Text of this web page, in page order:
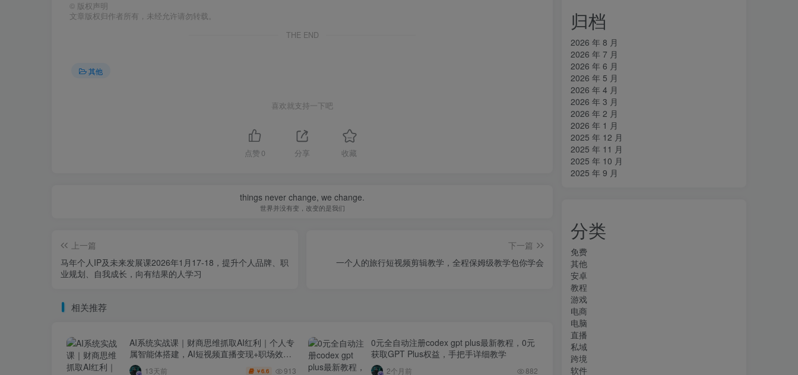
© 版权声明
文章版权归作者所有，未经允许请勿转载。
THE END
其他
喜欢就支持一下吧
点赞 0 分享 收藏
things never change, we change.
世界并没有变，改变的是我们
上一篇
马年个人IP及未来发展课2026年1月17-18，提升个人品牌、职
业规划、自我成长，向有结果的人学习
下一篇
一个人的旅行短视频剪辑教学，全程保姆级教学包你学会
相关推荐
AI系统实战课｜财商思维抓取AI红利｜个人专
属智能体搭建，AI短视频直播变现+职场效率
升级全套教程
13天前 ￥6.6 913
0元全自动注册codex gpt plus最新教程，0元
获取GPT Plus权益，手把手详细教学
2个月前 882
归档
2026 年 8 月
2026 年 7 月
2026 年 6 月
2026 年 5 月
2026 年 4 月
2026 年 3 月
2026 年 2 月
2026 年 1 月
2025 年 12 月
2025 年 11 月
2025 年 10 月
2025 年 9 月
分类
免费
其他
安卓
教程
游戏
电商
电脑
直播
私域
跨境
软件